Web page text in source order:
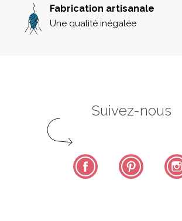
Fabrication artisanale
Une qualité inégalée
Suivez-nous
Facebook Pinterest